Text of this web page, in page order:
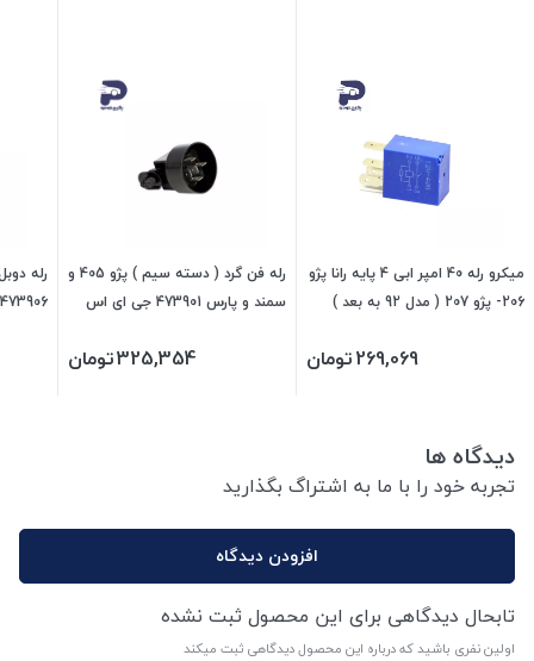
میکرو رله 40 امپر ابی 4 پایه رانا پژو
206- پژو 207 ( مدل 92 به بعد )
269,069تومان
رله فن گرد ( دسته سیم ) پژو 405 و
سمند و پارس 473901 جی ای اس
325,354تومان
473906 جی ای اس پی
دیدگاه ها
تجربه خود را با ما به اشتراگ بگذارید
افزودن دیدگاه
تابحال دیدگاهی برای این محصول ثبت نشده
اولین نفری باشید که درباره این محصول دیدگاهی ثبت میکند